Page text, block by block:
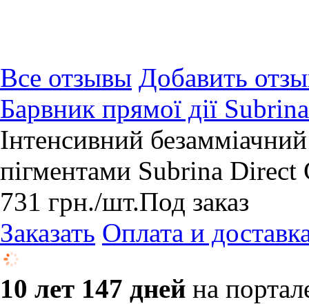
Все отзывы Добавить
Барвник прямої дії
Інтенсивний
пігментами Subrina
731 грн./шт.Под заказ
Заказать Оплата и
10 лет 147 дней на